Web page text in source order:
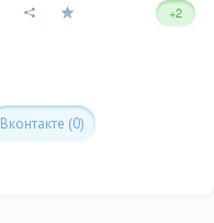
+2
Вконтакте (0)